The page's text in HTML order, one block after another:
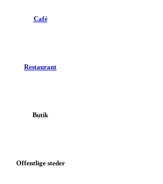
Café
Restaurant
Butik
Offentlige steder